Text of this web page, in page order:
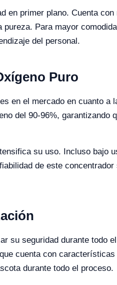
en primer plano. Cuenta
Para mayor
del personal.
Puro
en el mercado en cuanto a
del 90-96%, garantizando
su uso. Incluso bajo
de este
su seguridad durante todo
cuenta con
durante todo el proceso.